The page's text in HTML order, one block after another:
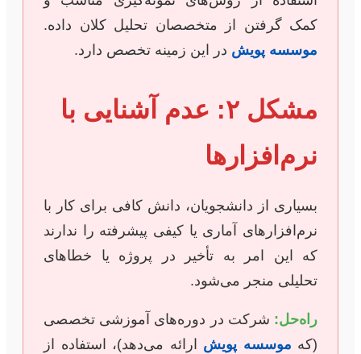
کمک گرفتن از متخصصان تحلیل کلان داده.
موسسه پویش در این زمینه تخصص دارد.
مشکل ۲: عدم آشنایی با
نرم‌افزارها
بسیاری از دانشجویان، دانش کافی برای کار با
نرم‌افزارهای آماری یا کیفی پیشرفته را ندارند
که این امر به تأخیر در پروژه یا خطاهای
تحلیلی منجر می‌شود.
راه‌حل: شرکت در دوره‌های آموزشی تخصصی
(که موسسه پویش ارائه می‌دهد)، استفاده از